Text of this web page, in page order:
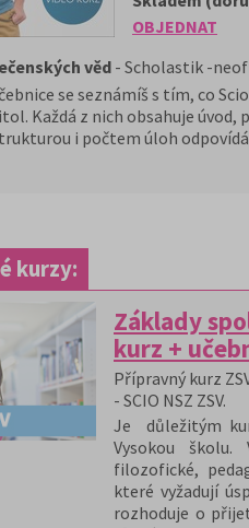
věd - Scholastik -
se seznámíš s tím, co
Každá z nich obsahuje
i počtem úloh
OBJEDNAT
kurzy:
Základy
kurz +
Přípravný kurz
- SCIO NSZ ZSV.
Je důležitým
Vysokou školu.
filozofické,
které vyžadují
rozhoduje o